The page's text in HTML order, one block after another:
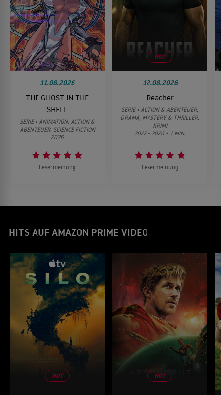
11.08.2026
THE GHOST IN THE
SHELL
SERIE • ANIMATION, ACTION &
ABENTEUER, SCIENCE-FICTION
2026
Lesermeinung
HOT
12.08.2026
Reacher
SERIE • ACTION & ABENTEUER,
DRAMA, MYSTERY & THRILLER,
KRIMI
2022 - 2026 • 1 MIN.
Lesermeinung
HITS AUF AMAZON PRIME VIDEO
HOT HOT